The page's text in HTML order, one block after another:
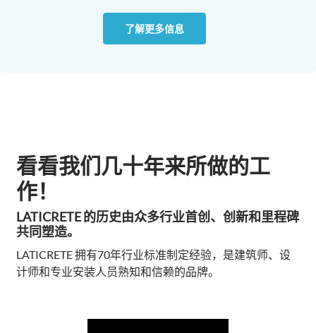
了解更多信息
看看我们几十年来所做的工
作！
LATICRETE 的历史由众多行业首创、创新和里程碑
共同塑造。
LATICRETE 拥有70年行业标准制定经验，是建筑师、设
计师和专业安装人员熟知和信赖的品牌。